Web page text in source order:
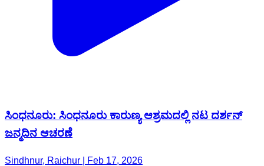
ಸಿಂಧನೂರು: ಸಿಂಧನೂರು ಕಾರುಣ್ಯ ಆಶ್ರಮದಲ್ಲಿ ನಟ ದರ್ಶನ್
ಜನ್ಮದಿನ ಆಚರಣೆ
Sindhnur, Raichur | Feb 17, 2026